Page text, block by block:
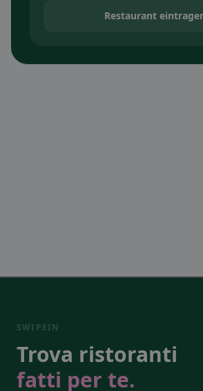
Restaurant
SWIPEIN
Trova ristoranti
fatti per te.